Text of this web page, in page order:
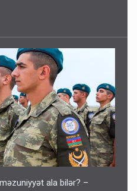
ala bilər? –